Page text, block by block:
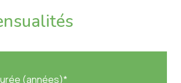
(années)*